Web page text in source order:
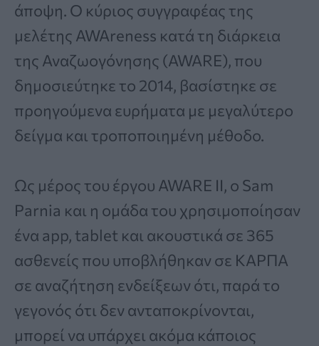
άποψη. Ο κύριος συγγραφέας της
μελέτης AWAreness κατά τη διάρκεια
της Αναζωογόνησης (AWARE), που
δημοσιεύτηκε το 2014, βασίστηκε σε
προηγούμενα ευρήματα με μεγαλύτερο
δείγμα και τροποποιημένη μέθοδο.
Ως μέρος του έργου AWARE II, ο Sam
Parnia και η ομάδα του χρησιμοποίησαν
ένα app, tablet και ακουστικά σε 365
ασθενείς που υποβλήθηκαν σε ΚΑΡΠΑ
σε αναζήτηση ενδείξεων ότι, παρά το
γεγονός ότι δεν ανταποκρίνονται,
μπορεί να υπάρχει ακόμα κάποιος